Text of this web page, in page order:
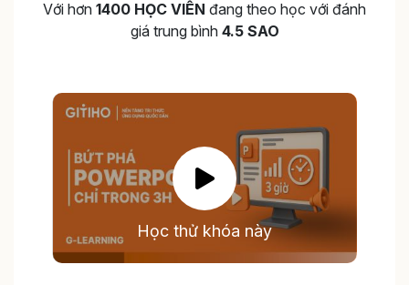
Với hơn 1400 HỌC VIÊN đang theo học với đánh
giá trung bình 4.5 SAO
Học thử khóa này